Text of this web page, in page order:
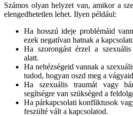
Számos olyan helyzet van, amikor a
elengedhetetlen lehet. Ilyen például:
Ha hosszú ideje problémáid
ezek negatívan hatnak a
Ha szorongást érzel a
alatt.
Ha nehézségeid vannak a
tudod, hogyan oszd meg a
Ha szexuális traumát vagy
segítségre van szükséged a
Ha párkapcsolati konfliktusok
feszülté vált a kapcsolatod.